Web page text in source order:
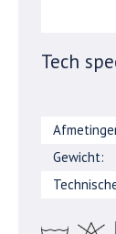
Tech
Gewicht: